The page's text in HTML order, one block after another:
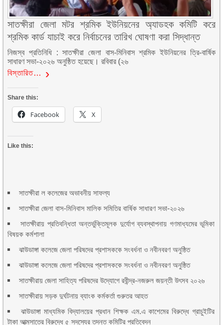
সাতক্ষীরা জেলা মটর শ্রমিক ইউনিয়নের অ্যাডহক কমিটি করে
শ্রমিক কার্ড যাচাই করে নির্বাচনের তারিখ ঘোষণা করা সিদ্ধান্ত
নিজস্ব প্রতিনিধি : সাতক্ষীরা জেলা বাস-মিনিবাস শ্রমিক ইউনিয়নের ত্রি-বার্ষিক
সাধারণ সভা-২০২৬ অনুষ্ঠিত হয়েছে। রবিবার (২৬
বিস্তারিত…
Share this:
Facebook X
Like this:
সাতক্ষীরা ল কলেজের অভাবনীয় সাফল্য
সাতক্ষীরা জেলা বাস-মিনিবাস মালিক সমিতির বার্ষিক সাধারণ সভা-২০২৬
সাতক্ষীরায় প্রতিবন্ধিতা অন্তর্ভুক্তিমূলক দুর্যোগ ব্যবস্থাপনায় গণমাধ্যমের ভূমিকা
বিষয়ক কর্মশালা
ঝাউডাঙ্গা কলেজে জেলা পরিষদের প্রশাসককে সংবর্ধনা ও নবীনবরণ অনুষ্ঠিত
ঝাউডাঙ্গা কলেজে জেলা পরিষদের প্রশাসককে সংবর্ধনা ও নবীনবরণ অনুষ্ঠিত
সাতক্ষীরায় জেলা সাহিত্য পরিষদের উদ্যোগে রবীন্দ্র-নজরুল জয়ন্তী উৎসব ২০২৬
সাতক্ষীরায় সড়ক দুর্ঘটনায় ব্যাংক কর্মকর্তা গুরুতর আহত
ঝাউডাঙ্গা মাধ্যমিক বিদ্যালয়ের প্রধান শিক্ষক এম.এ কাশেমের বিরুদ্ধে গ্রাচুইটির
টাকা আত্মসাতের বিরুদ্ধে ৫ সদস্যের তদন্ত কমিটির প্রতিবেদন